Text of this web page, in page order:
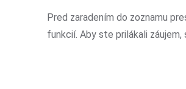
Pred zaradením do zoznamu
funkcií. Aby ste prilákali záujem,